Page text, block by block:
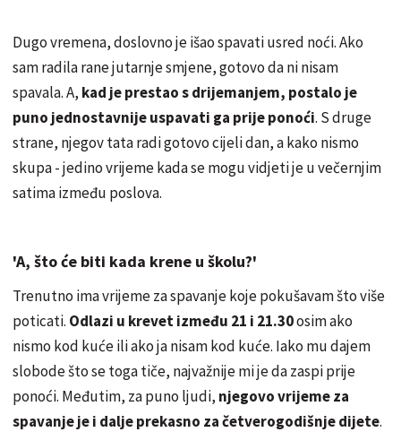
Dugo vremena, doslovno je išao spavati usred noći. Ako
sam radila rane jutarnje smjene, gotovo da ni nisam
spavala. A, kad je prestao s drijemanjem, postalo je
puno jednostavnije uspavati ga prije ponoći. S druge
strane, njegov tata radi gotovo cijeli dan, a kako nismo
skupa - jedino vrijeme kada se mogu vidjeti je u večernjim
satima između poslova.
'A, što će biti kada krene u školu?'
Trenutno ima vrijeme za spavanje koje pokušavam što više
poticati. Odlazi u krevet između 21 i 21.30osim ako
nismo kod kuće ili ako ja nisam kod kuće. Iako mu dajem
slobode što se toga tiče, najvažnije mi je da zaspi prije
ponoći. Međutim, za puno ljudi, njegovo vrijeme za
spavanje je i dalje prekasno za četverogodišnje dijete.